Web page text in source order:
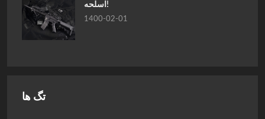
اسلحه!
1400-02-01
تگ ها